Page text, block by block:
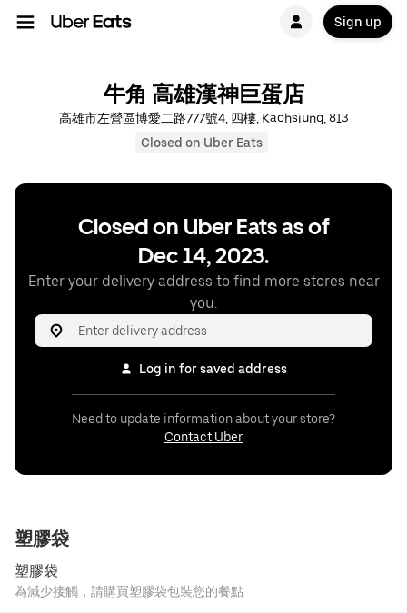
Sign up
牛角 高雄漢神巨蛋店
高雄市左營區博愛二路777號4, 四樓, Kaohsiung, 813
Closed on Uber Eats
Closed on Uber Eats as of
Dec 14, 2023.
Enter your delivery address to find more stores near
you.
Log in for saved address
Need to update information about your store?
Contact Uber
塑膠袋
塑膠袋
為減少接觸，請購買塑膠袋包裝您的餐點